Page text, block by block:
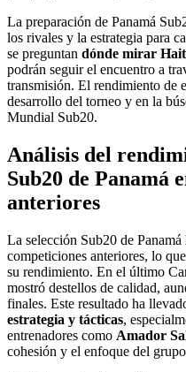
La preparación de Panamá
los rivales y la estrategia para
se preguntan dónde mirar
podrán seguir el encuentro a
transmisión. El rendimiento de
desarrollo del torneo y en la
Mundial Sub20.
Análisis del
Sub20 de Panamá
anteriores
La selección Sub20 de
competiciones anteriores, lo
su rendimiento. En el último
mostró destellos de calidad,
finales. Este resultado ha
estrategia y tácticas,
entrenadores como Amador
cohesión y el enfoque del